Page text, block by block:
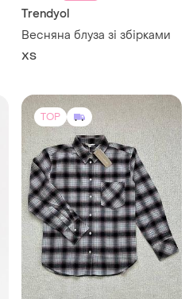
Trendyol
Весняна блуза зі збірками
ХS
TOP